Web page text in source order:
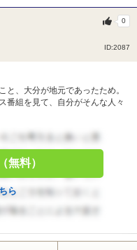
ID:2087
0
、大分が地元であったため。
番組を見て、自分がそんな人々
無料）
ら